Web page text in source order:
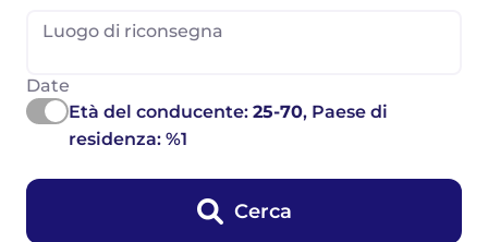
Luogo di riconsegna
Date
Età del conducente:25-70, Paese di
residenza: %1
Cerca